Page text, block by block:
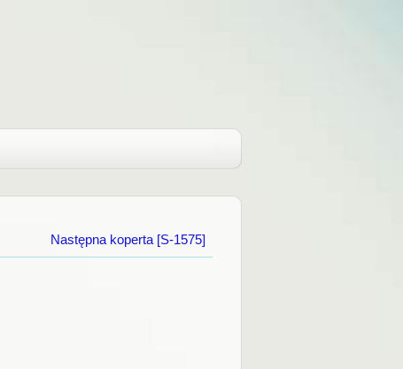
Następna koperta [S-1575]